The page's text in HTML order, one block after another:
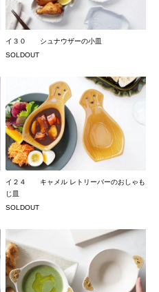
イ３０ シュナウザーの小皿
SOLDOUT
イ２４ キャメル レトリーバーのおしゃも
じ皿
SOLDOUT